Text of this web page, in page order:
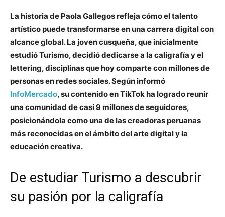
La historia de Paola Gallegos refleja cómo el talento
artístico puede transformarse en una carrera digital con
alcance global. La joven cusqueña, que inicialmente
estudió Turismo, decidió dedicarse a la caligrafía y el
lettering, disciplinas que hoy comparte con millones de
personas en redes sociales. Según informó
InfoMercado, su contenido en TikTok ha logrado reunir
una comunidad de casi 9 millones de seguidores,
posicionándola como una de las creadoras peruanas
más reconocidas en el ámbito del arte digital y la
educación creativa.
De estudiar Turismo a descubrir
su pasión por la caligrafía